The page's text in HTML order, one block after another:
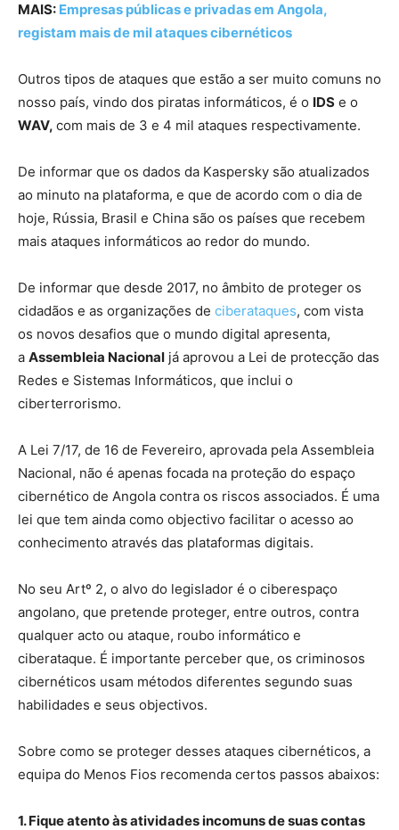
MAIS: Empresas públicas e privadas em Angola,
registam mais de mil ataques cibernéticos
Outros tipos de ataques que estão a ser muito comuns no
nosso país, vindo dos piratas informáticos, é o IDS e o
WAV, com mais de 3 e 4 mil ataques respectivamente.
De informar que os dados da Kaspersky são atualizados
ao minuto na plataforma, e que de acordo com o dia de
hoje, Rússia, Brasil e China são os países que recebem
mais ataques informáticos ao redor do mundo.
De informar que desde 2017, no âmbito de proteger os
cidadãos e as organizações de ciberataques, com vista
os novos desafios que o mundo digital apresenta,
a Assembleia Nacional já aprovou a Lei de protecção das
Redes e Sistemas Informáticos, que inclui o
ciberterrorismo.
A Lei 7/17, de 16 de Fevereiro, aprovada pela Assembleia
Nacional, não é apenas focada na proteção do espaço
cibernético de Angola contra os riscos associados. É uma
lei que tem ainda como objectivo facilitar o acesso ao
conhecimento através das plataformas digitais.
No seu Artº 2, o alvo do legislador é o ciberespaço
angolano, que pretende proteger, entre outros, contra
qualquer acto ou ataque, roubo informático e
ciberataque. É importante perceber que, os criminosos
cibernéticos usam métodos diferentes segundo suas
habilidades e seus objectivos.
Sobre como se proteger desses ataques cibernéticos, a
equipa do Menos Fios recomenda certos passos abaixos:
1. Fique atento às atividades incomuns de suas contas